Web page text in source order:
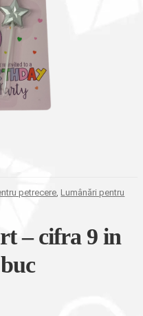
petrecere, Lumânări pentru
– cifra 9 in